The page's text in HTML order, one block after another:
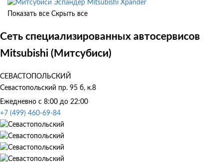
Mitsubishi Xpander
Показать все Скрыть все
Сеть специализированных автосервисов
Mitsubishi (Митсубиси)
СЕВАСТОПОЛЬСКИЙ
Севастопольский пр. 95 б, к.8
Ежедневно с 8:00 до 22:00
+7 (499) 460-69-84